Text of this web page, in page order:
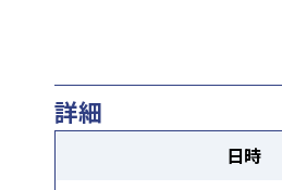
詳細
日時